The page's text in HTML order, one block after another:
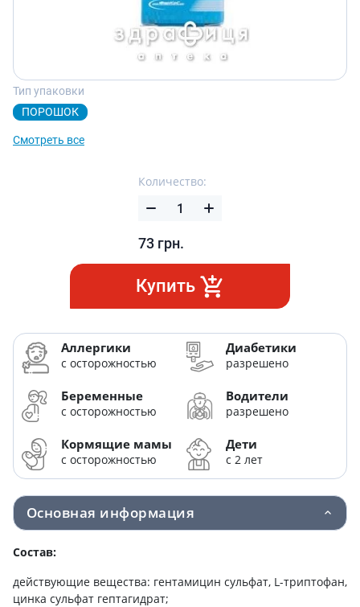
Тип упаковки
ПОРОШОК
Смотреть все
Количество:
73 грн.
Купить
Аллергики
с осторожностью
Диабетики
разрешено
Беременные
с осторожностью
Водители
разрешено
Кормящие мамы
с осторожностью
Дети
с 2 лет
Основная информация
Состав:
действующие вещества: гентамицин сульфат, L-триптофан,
цинка сульфат гептагидрат;